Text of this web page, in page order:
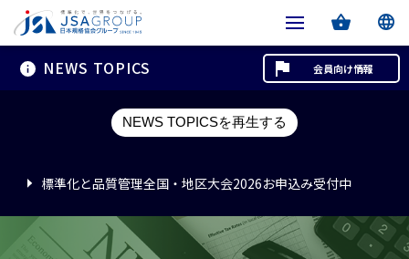
NEWS TOPICS
NEWS TOPICSを再生する
標準化と品質管理全国・地区大会2026お申込み受付中
標準化と品質管理全国・地区大会2026お申込み受付中
標準化と品質管理全国・地区大会2026お申込み受付中
会員向け情報